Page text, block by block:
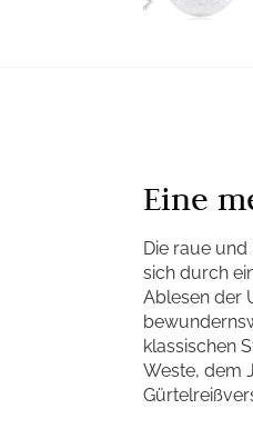
Eine
Die raue
sich durch
Ablesen der
klassischen
Weste, dem